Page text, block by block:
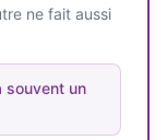
ne fait aussi
souvent un